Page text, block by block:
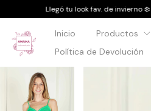
fav. de invierno ❄️ 3 cuotas sin interés
Inicio Productos
Política de Devolución